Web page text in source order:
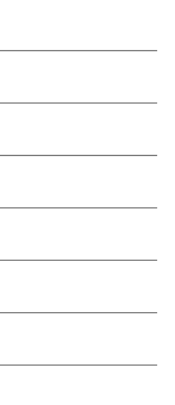
対策評価制度」